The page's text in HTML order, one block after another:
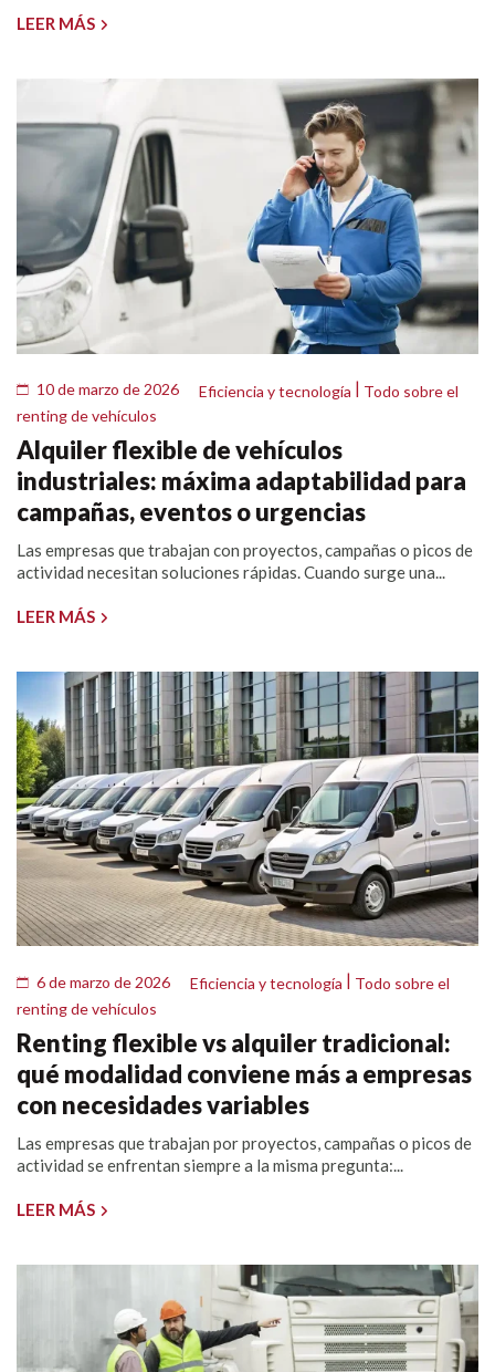
LEER MÁS
10 de marzo de 2026 Eficiencia y tecnología | Todo sobre el
renting de vehículos
Alquiler flexible de vehículos
industriales: máxima adaptabilidad para
campañas, eventos o urgencias
Las empresas que trabajan con proyectos, campañas o picos de
actividad necesitan soluciones rápidas. Cuando surge una...
LEER MÁS
6 de marzo de 2026 Eficiencia y tecnología | Todo sobre el
renting de vehículos
Renting flexible vs alquiler tradicional:
qué modalidad conviene más a empresas
con necesidades variables
Las empresas que trabajan por proyectos, campañas o picos de
actividad se enfrentan siempre a la misma pregunta:...
LEER MÁS